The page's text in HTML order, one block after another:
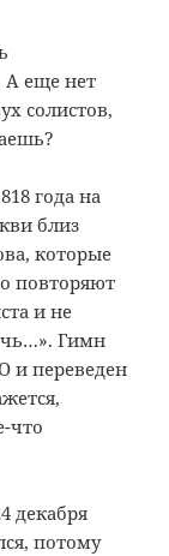
А еще нет
солистов,
года на
близ
которые
повторяют
и не
Гимн
и переведен
что
декабря
потому